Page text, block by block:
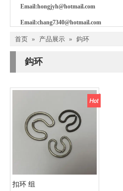
Email:hongjyh@hotmail.com
Email:chang7340@hotmail.com
首页 » 产品展示 » 鈎环
鈎环
扣环 组